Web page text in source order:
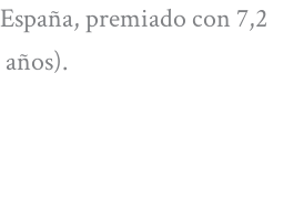
premiado con 7,2